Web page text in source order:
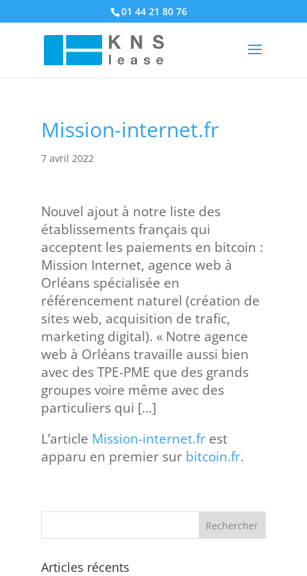
01 44 21 80 76
Mission-internet.fr
7 avril 2022
Nouvel ajout à notre liste des
établissements français qui
acceptent les paiements en bitcoin :
Mission Internet, agence web à
Orléans spécialisée en
référencement naturel (création de
sites web, acquisition de trafic,
marketing digital). « Notre agence
web à Orléans travaille aussi bien
avec des TPE-PME que des grands
groupes voire même avec des
particuliers qui […]
L’article Mission-internet.frest
apparu en premier sur bitcoin.fr.
Articles récents